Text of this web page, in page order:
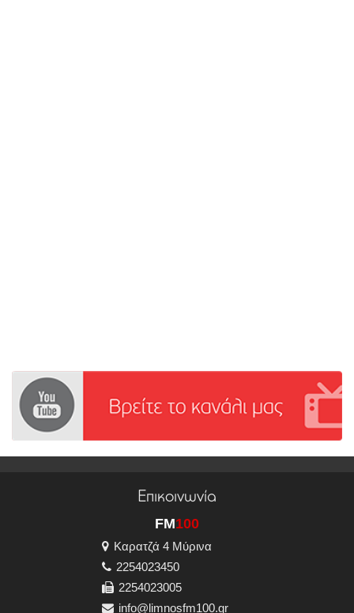
Επικοινωνία
FM100
Καρατζά 4 Μύρινα
2254023450
2254023005
info@limnosfm100.gr